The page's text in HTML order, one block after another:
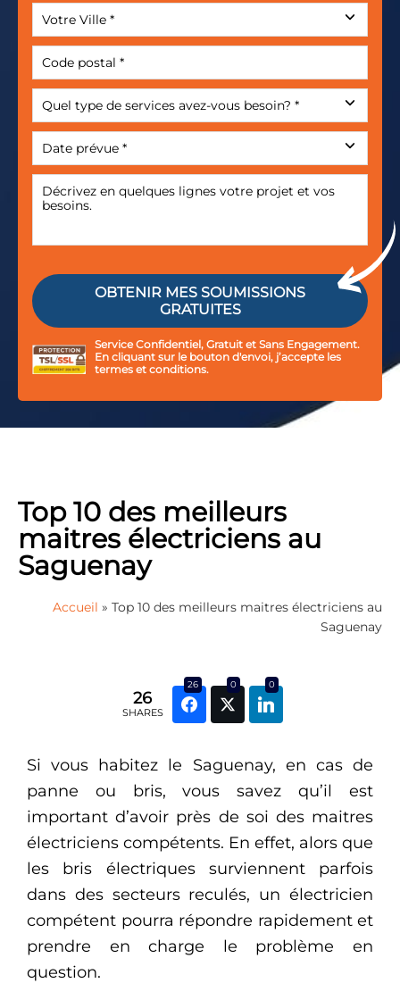
Service Confidentiel, Gratuit et Sans Engagement.
En cliquant sur le bouton d'envoi, j’accepte les
termes et conditions.
Top 10 des meilleurs
maitres électriciens au
Saguenay
Accueil » Top 10 des meilleurs maitres électriciens au
Saguenay
26
SHARES
26 0 0
Si vous habitez le Saguenay, en cas de
panne ou bris, vous savez qu’il est
important d’avoir près de soi des maitres
électriciens compétents. En effet, alors que
les bris électriques surviennent parfois
dans des secteurs reculés, un électricien
compétent pourra répondre rapidement et
prendre en charge le problème en
question.